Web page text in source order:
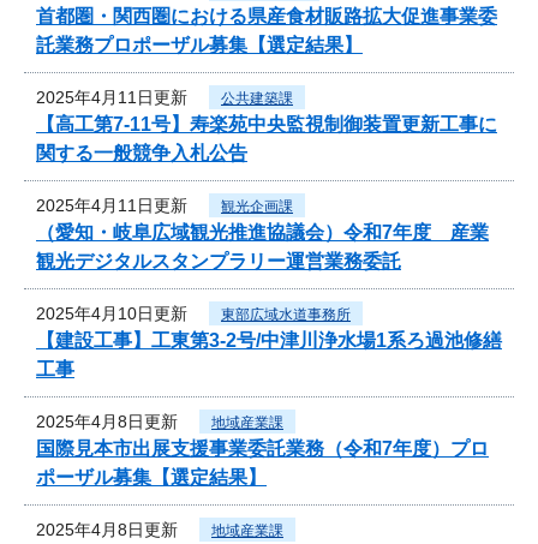
首都圏・関西圏における県産食材販路拡大促進事業委
託業務プロポーザル募集【選定結果】
2025年4月11日更新 公共建築課
【高工第7-11号】寿楽苑中央監視制御装置更新工事に
関する一般競争入札公告
2025年4月11日更新 観光企画課
（愛知・岐阜広域観光推進協議会）令和7年度 産業
観光デジタルスタンプラリー運営業務委託
2025年4月10日更新 東部広域水道事務所
【建設工事】工東第3-2号/中津川浄水場1系ろ過池修繕
工事
2025年4月8日更新 地域産業課
国際見本市出展支援事業委託業務（令和7年度）プロ
ポーザル募集【選定結果】
2025年4月8日更新 地域産業課